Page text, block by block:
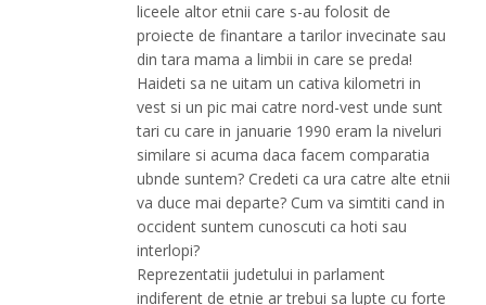
liceele altor etnii care s-au folosit de
proiecte de finantare a tarilor invecinate sau
din tara mama a limbii in care se preda!
Haideti sa ne uitam un cativa kilometri in
vest si un pic mai catre nord-vest unde sunt
tari cu care in januarie 1990 eram la niveluri
similare si acuma daca facem comparatia
ubnde suntem? Credeti ca ura catre alte etnii
va duce mai departe? Cum va simtiti cand in
occident suntem cunoscuti ca hoti sau
interlopi?
Reprezentatii judetului in parlament
indiferent de etnie ar trebui sa lupte cu forte